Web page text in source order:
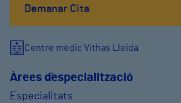
Demanar Cita
Centre mèdic Vithas Lleida
Àrees d´especialització
Especialitats